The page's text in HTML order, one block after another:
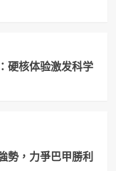
硬核体验激发科学
勢，力爭巴甲勝利